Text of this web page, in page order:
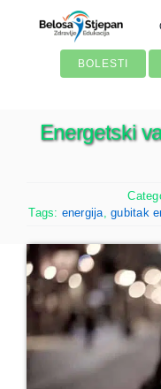
BOLESTI
Energetski
Tags: energija ,gubitak